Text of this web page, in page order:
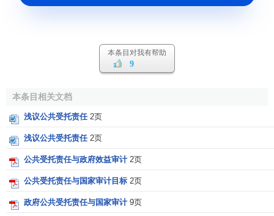
的程序负责。
可持续性受托责任（Sustainability accountability）：使
顾客生活更好，且长期如此。
按受托责任内容的性质，受托责任又可分为受托财务责
保护受托资财的安全完整，遵守财经法规，并及时提供按照
公认会计原则或公认政府会计原则编制
人在财务方面对委托人所承担的责任。受托管理责任是指受
托人在合法经营、保护财产的安全完整之外，有责任进行有
效经营、公平经营，也就是说，受托人要按照经济性
本条目对我有帮助
9
本条目相关文档
浅议公共受托责任 2页
浅议公共受托责任 2页
公共受托责任与政府效益审计 2页
公共受托责任与国家审计目标 2页
政府公共受托责任与国家审计 9页